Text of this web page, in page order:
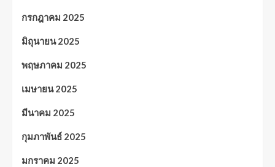
กรกฎาคม 2025
มิถุนายน 2025
พฤษภาคม 2025
เมษายน 2025
มีนาคม 2025
กุมภาพันธ์ 2025
มกราคม 2025